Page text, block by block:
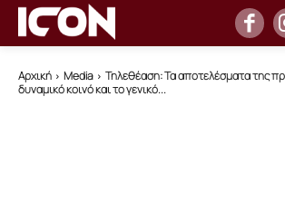
Αρχική Media
Τηλεθέαση: Τα αποτελέσματα της
δυναμικό κοινό και το γενικό...